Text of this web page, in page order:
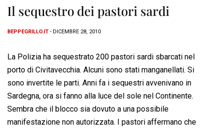
Il sequestro dei pastori sardi
BEPPEGRILLO.IT - DICEMBRE 28, 2010
La Polizia ha sequestrato 200 pastori sardi sbarcati nel
porto di Civitavecchia. Alcuni sono stati manganellati. Si
sono invertite le parti. Anni fa i sequestri avvenivano in
Sardegna, ora si fanno alla luce del sole nel Continente.
Sembra che il blocco sia dovuto a una possibile
manifestazione non autorizzata. I pastori affermano che